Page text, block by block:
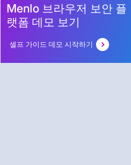
Menlo 브라우저 보안 플
랫폼 데모 보기
셀프 가이드 데모 시작하기